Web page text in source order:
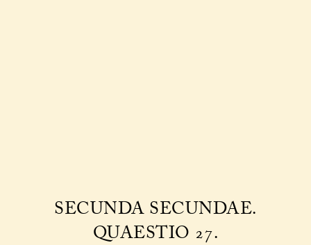
SECUNDA SECUNDAE.
QUAESTIO 27.